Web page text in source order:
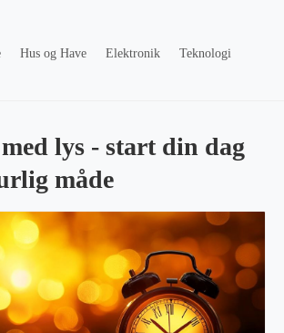
Hus og Have Elektronik
Teknologi
lys - start din dag
måde